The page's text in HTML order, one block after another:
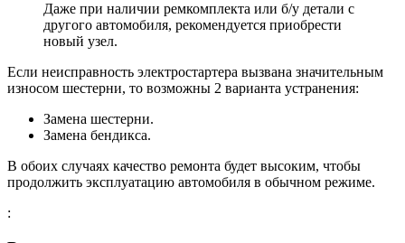
Даже при наличии ремкомплекта или б/у детали с
другого автомобиля, рекомендуется приобрести
новый узел.
Если неисправность электростартера вызвана значительным
износом шестерни, то возможны 2 варианта устранения:
Замена шестерни.
Замена бендикса.
В обоих случаях качество ремонта будет высоким, чтобы
продолжить эксплуатацию автомобиля в обычном режиме.
: